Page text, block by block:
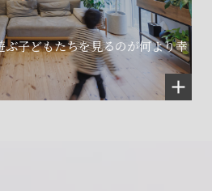
ぶ子どもたちを見るのが何より幸